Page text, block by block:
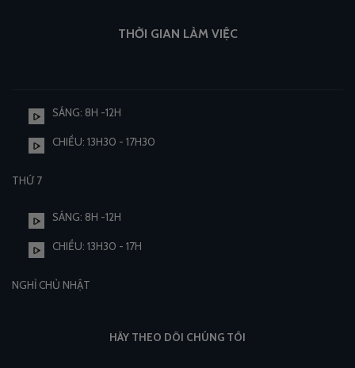
THỜI GIAN LÀM VIỆC
SÁNG: 8H -12H
CHIỀU: 13H30 - 17H30
THỨ 7
SÁNG: 8H -12H
CHIỀU: 13H30 - 17H
NGHỈ CHỦ NHẬT
HÃY THEO DÕI CHÚNG TÔI